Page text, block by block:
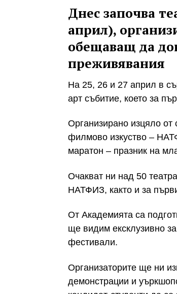
Днес започва
април),
обещаващ да
преживявания
На 25, 26 и 27 април в
арт събитие, което за
Организирано изцяло от
филмово изкуство –
маратон – празник на
Очакват ни над 50
НАТФИЗ, както и за
От Академията са
ще видим ексклузивно
фестивали.
Организаторите ще ни
демонстрации и